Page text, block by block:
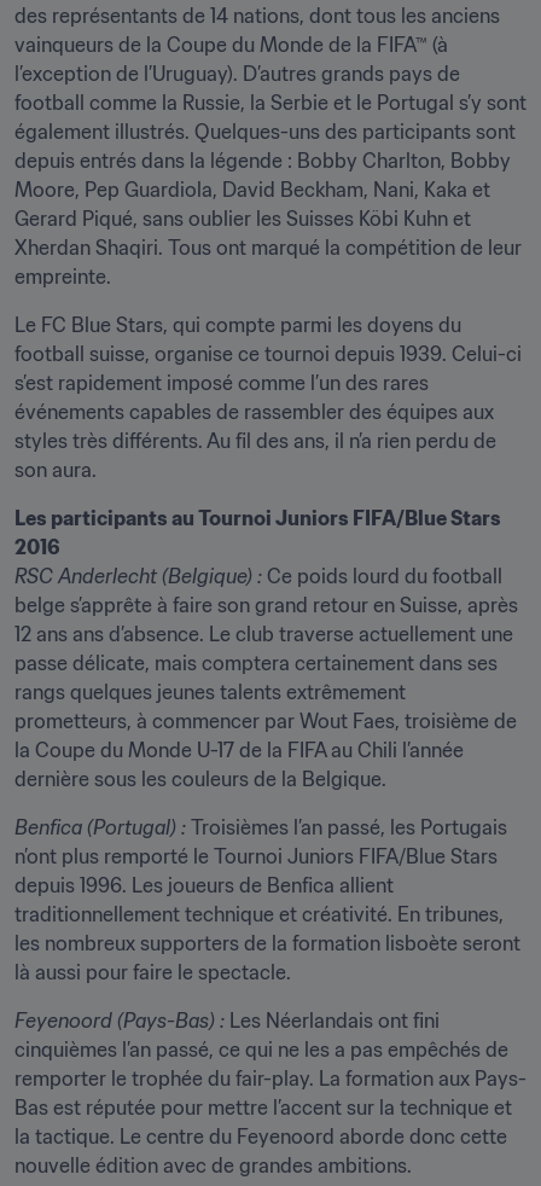
des représentants de 14 nations, dont tous les anciens
vainqueurs de la Coupe du Monde de la FIFA™ (à
l’exception de l’Uruguay). D’autres grands pays de
football comme la Russie, la Serbie et le Portugal s’y sont
également illustrés. Quelques-uns des participants sont
depuis entrés dans la légende : Bobby Charlton, Bobby
Moore, Pep Guardiola, David Beckham, Nani, Kaka et
Gerard Piqué, sans oublier les Suisses Köbi Kuhn et
Xherdan Shaqiri. Tous ont marqué la compétition de leur
empreinte.
Le FC Blue Stars, qui compte parmi les doyens du
football suisse, organise ce tournoi depuis 1939. Celui-ci
s’est rapidement imposé comme l’un des rares
événements capables de rassembler des équipes aux
styles très différents. Au fil des ans, il n’a rien perdu de
son aura.
Les participants au Tournoi Juniors FIFA/Blue Stars
2016
RSC Anderlecht (Belgique) : Ce poids lourd du football
belge s’apprête à faire son grand retour en Suisse, après
12 ans ans d’absence. Le club traverse actuellement une
passe délicate, mais comptera certainement dans ses
rangs quelques jeunes talents extrêmement
prometteurs, à commencer par Wout Faes, troisième de
la Coupe du Monde U-17 de la FIFA au Chili l’année
dernière sous les couleurs de la Belgique.
Benfica (Portugal) : Troisièmes l’an passé, les Portugais
n’ont plus remporté le Tournoi Juniors FIFA/Blue Stars
depuis 1996. Les joueurs de Benfica allient
traditionnellement technique et créativité. En tribunes,
les nombreux supporters de la formation lisboète seront
là aussi pour faire le spectacle.
Feyenoord (Pays-Bas) : Les Néerlandais ont fini
cinquièmes l’an passé, ce qui ne les a pas empêchés de
remporter le trophée du fair-play. La formation aux Pays-
Bas est réputée pour mettre l’accent sur la technique et
la tactique. Le centre du Feyenoord aborde donc cette
nouvelle édition avec de grandes ambitions.